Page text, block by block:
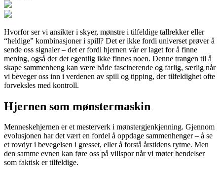
Hvorfor ser vi ansikter i skyer, mønstre i tilfeldige tallrekker eller
“heldige” kombinasjoner i spill? Det er ikke fordi universet prøver å
sende oss signaler – det er fordi hjernen vår er laget for å finne
mening, også der det egentlig ikke finnes noen. Denne trangen til å
skape sammenheng kan være både fascinerende og farlig, særlig når
vi beveger oss inn i verdenen av spill og tipping, der tilfeldighet ofte
forveksles med kontroll.
Hjernen som mønstermaskin
Menneskehjernen er et mesterverk i mønstergjenkjenning. Gjennom
evolusjonen har det vært en fordel å oppdage sammenhenger – å se
et rovdyr i bevegelsen i gresset, eller å forstå årstidens rytme. Men
den samme evnen kan føre oss på villspor når vi møter hendelser
som faktisk er tilfeldige.